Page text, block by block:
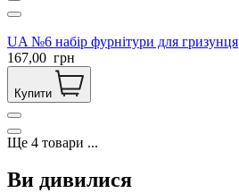
UA №6 набір фурнітури для гризунця
167,00 грн
Купити
Ще 4 товари ...
Ви дивилися